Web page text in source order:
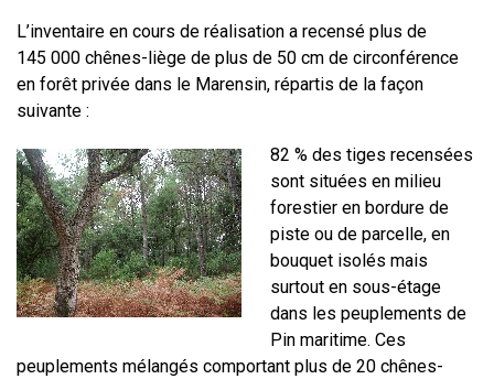
L’inventaire en cours de réalisation a recensé plus de
145 000 chênes-liège de plus de 50 cm de circonférence
en forêt privée dans le Marensin, répartis de la façon
suivante :
82 % des tiges recensées
sont situées en milieu
forestier en bordure de
piste ou de parcelle, en
bouquet isolés mais
surtout en sous-étage
dans les peuplements de
Pin maritime. Ces
peuplements mélangés comportant plus de 20 chênes-